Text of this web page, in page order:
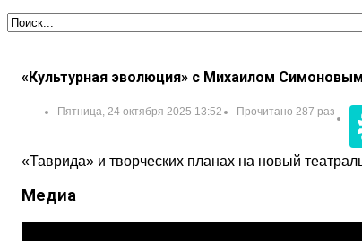
«Культурная эволюция» с Михаилом Симоновым
Пятница, 24 октября 2025 13:52 Прочитано 287 раз
«Таврида» и творческих планах на новый
Медиа